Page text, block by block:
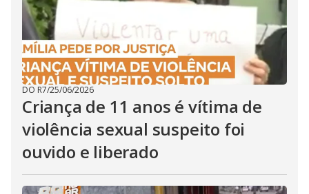
DO R7/25/06/2026
Criança de 11 anos é vítima de
violência sexual suspeito foi
ouvido e liberado